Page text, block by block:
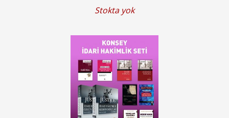
Stokta yok